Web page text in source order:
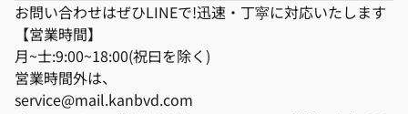
お問い合わせはぜひLINEで!迅速・丁寜に対応いたします
【営業時間】
月~士:9:00~18:00(祝曰を除く)
営業時間外は、
service@mail.kanbvd.com